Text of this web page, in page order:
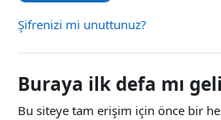
Şifrenizi mi unuttunuz?
Buraya ilk defa mı
Bu siteye tam erişim için önce bir